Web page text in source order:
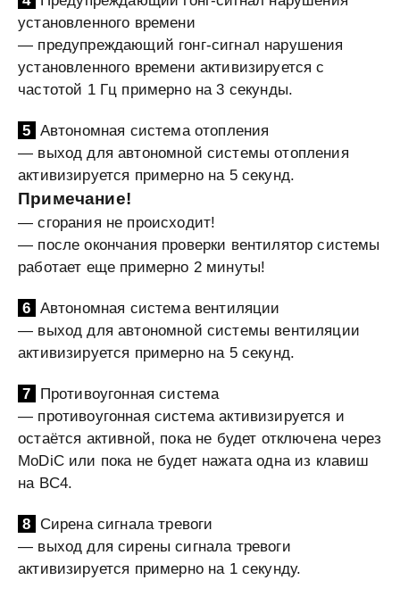
установленного времени
— предупреждающий гонг-сигнал нарушения
установленного времени активизируется с
частотой 1 Гц примерно на 3 секунды.
5 Автономная система отопления
— выход для автономной системы отопления
активизируется примерно на 5 секунд.
Примечание!
— сгорания не происходит!
— после окончания проверки вентилятор системы
работает еще примерно 2 минуты!
6 Автономная система вентиляции
— выход для автономной системы вентиляции
активизируется примерно на 5 секунд.
7 Противоугонная система
— противоугонная система активизируется и
остаётся активной, пока не будет отключена через
MoDiC или пока не будет нажата одна из клавиш
на BC4.
8 Сирена сигнала тревоги
— выход для сирены сигнала тревоги
активизируется примерно на 1 секунду.